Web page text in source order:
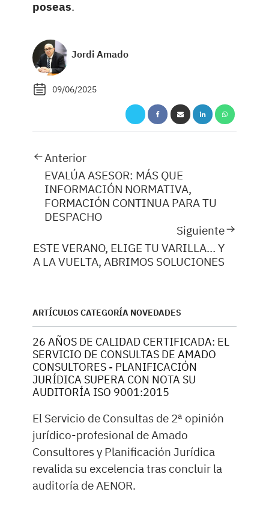
poseas.
Jordi Amado
09/06/2025
Anterior
EVALÚA ASESOR: MÁS QUE
INFORMACIÓN NORMATIVA,
FORMACIÓN CONTINUA PARA TU
DESPACHO
Siguiente
ESTE VERANO, ELIGE TU VARILLA… Y
A LA VUELTA, ABRIMOS SOLUCIONES
ARTÍCULOS CATEGORÍA NOVEDADES
26 AÑOS DE CALIDAD CERTIFICADA: EL
SERVICIO DE CONSULTAS DE AMADO
CONSULTORES - PLANIFICACIÓN
JURÍDICA SUPERA CON NOTA SU
AUDITORÍA ISO 9001:2015
El Servicio de Consultas de 2ª opinión
jurídico-profesional de Amado
Consultores y Planificación Jurídica
revalida su excelencia tras concluir la
auditoría de AENOR.